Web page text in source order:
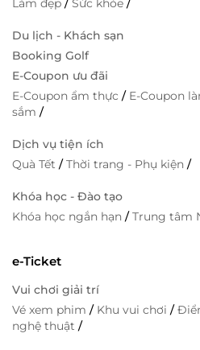
Làm đẹp /Sức khỏe /
Du lịch - Khách sạn
Booking Golf
E-Coupon ưu đãi
E-Coupon ẩm thực / E-Coupon
sắm /
Dịch vụ tiện ích
Quà Tết /Thời trang - Phụ kiện /
Khóa học - Đào tạo
Khóa học ngắn hạn /Trung tâm
e-Ticket
Vui chơi giải trí
Vé xem phim / Khu vui chơi /
nghệ thuật /